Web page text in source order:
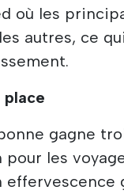
où les
autres, ce
place
gagne
les
effervescence